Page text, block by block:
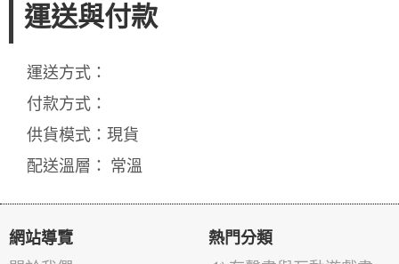
運送與付款
運送方式：
付款方式：
供貨模式：現貨
配送溫層： 常溫
網站導覽 熱門分類